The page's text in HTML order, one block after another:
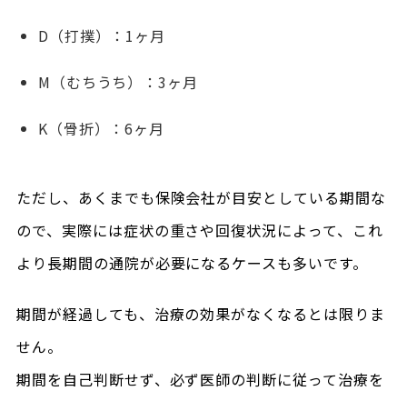
D（打撲）：1ヶ月
M（むちうち）：3ヶ月
K（骨折）：6ヶ月
ただし、あくまでも保険会社が目安としている期間な
ので、実際には症状の重さや回復状況によって、これ
より長期間の通院が必要になるケースも多いです。
期間が経過しても、治療の効果がなくなるとは限りま
せん。
期間を自己判断せず、必ず医師の判断に従って治療を